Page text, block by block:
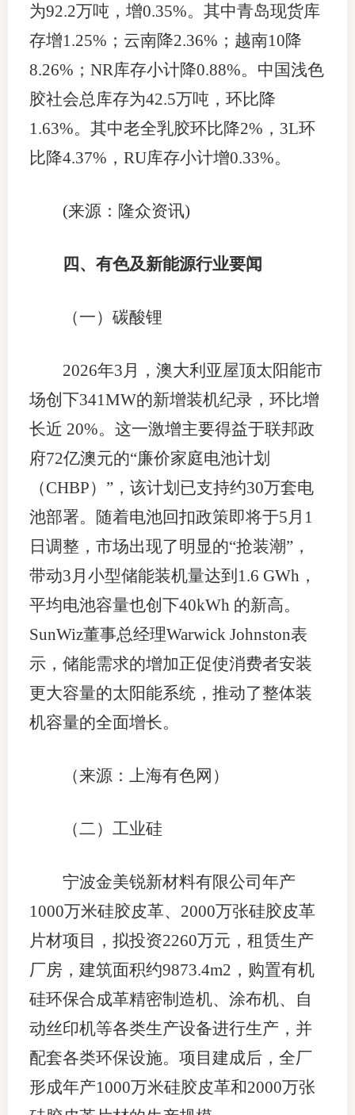
为92.2万吨，增0.35%。其中青岛现货库
存增1.25%；云南降2.36%；越南10降
8.26%；NR库存小计降0.88%。中国浅色
胶社会总库存为42.5万吨，环比降
1.63%。其中老全乳胶环比降2%，3L环
比降4.37%，RU库存小计增0.33%。
(来源：隆众资讯)
四、有色及新能源行业要闻
（一）碳酸锂
2026年3月，澳大利亚屋顶太阳能市
场创下341MW的新增装机纪录，环比增
长近 20%。这一激增主要得益于联邦政
府72亿澳元的“廉价家庭电池计划
（CHBP）”，该计划已支持约30万套电
池部署。随着电池回扣政策即将于5月1
日调整，市场出现了明显的“抢装潮”，
带动3月小型储能装机量达到1.6 GWh，
平均电池容量也创下40kWh 的新高。
SunWiz董事总经理Warwick Johnston表
示，储能需求的增加正促使消费者安装
更大容量的太阳能系统，推动了整体装
机容量的全面增长。
（来源：上海有色网）
（二）工业硅
宁波金美锐新材料有限公司年产
1000万米硅胶皮革、2000万张硅胶皮革
片材项目，拟投资2260万元，租赁生产
厂房，建筑面积约9873.4m2，购置有机
硅环保合成革精密制造机、涂布机、自
动丝印机等各类生产设备进行生产，并
配套各类环保设施。项目建成后，全厂
形成年产1000万米硅胶皮革和2000万张